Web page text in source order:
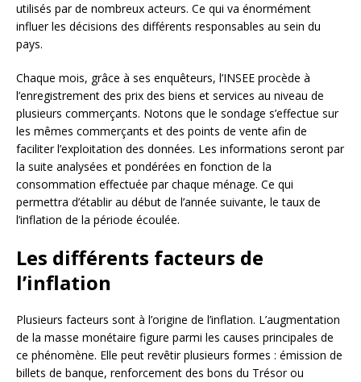
utilisés par de nombreux acteurs. Ce qui va énormément
influer les décisions des différents responsables au sein du
pays.
Chaque mois, grâce à ses enquêteurs, l’INSEE procède à
l’enregistrement des prix des biens et services au niveau de
plusieurs commerçants. Notons que le sondage s’effectue sur
les mêmes commerçants et des points de vente afin de
faciliter l’exploitation des données. Les informations seront par
la suite analysées et pondérées en fonction de la
consommation effectuée par chaque ménage. Ce qui
permettra d’établir au début de l’année suivante, le taux de
l’inflation de la période écoulée.
Les différents facteurs de
l’inflation
Plusieurs facteurs sont à l’origine de l’inflation. L’augmentation
de la masse monétaire figure parmi les causes principales de
ce phénomène. Elle peut revêtir plusieurs formes : émission de
billets de banque, renforcement des bons du Trésor ou